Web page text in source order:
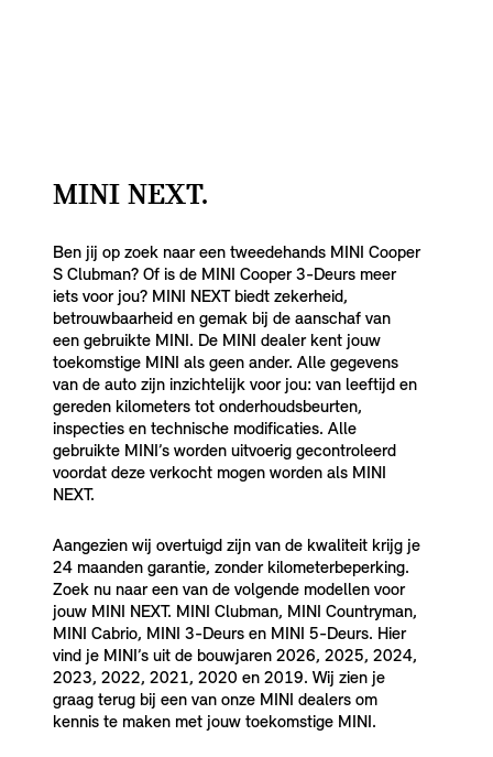
MINI NEXT.
Ben jij op zoek naar een tweedehands MINI Cooper
S Clubman? Of is de MINI Cooper 3-Deurs meer
iets voor jou? MINI NEXT biedt zekerheid,
betrouwbaarheid en gemak bij de aanschaf van
een gebruikte MINI. De MINI dealer kent jouw
toekomstige MINI als geen ander. Alle gegevens
van de auto zijn inzichtelijk voor jou: van leeftijd en
gereden kilometers tot onderhoudsbeurten,
inspecties en technische modificaties. Alle
gebruikte MINI’s worden uitvoerig gecontroleerd
voordat deze verkocht mogen worden als MINI
NEXT.
Aangezien wij overtuigd zijn van de kwaliteit krijg je
24 maanden garantie, zonder kilometerbeperking.
Zoek nu naar een van de volgende modellen voor
jouw MINI NEXT. MINI Clubman, MINI Countryman,
MINI Cabrio, MINI 3-Deurs en MINI 5-Deurs. Hier
vind je MINI’s uit de bouwjaren 2026, 2025, 2024,
2023, 2022, 2021, 2020 en 2019. Wij zien je
graag terug bij een van onze MINI dealers om
kennis te maken met jouw toekomstige MINI.